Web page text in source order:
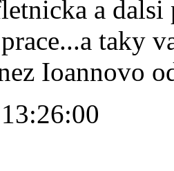
a
taky
Ioannovo